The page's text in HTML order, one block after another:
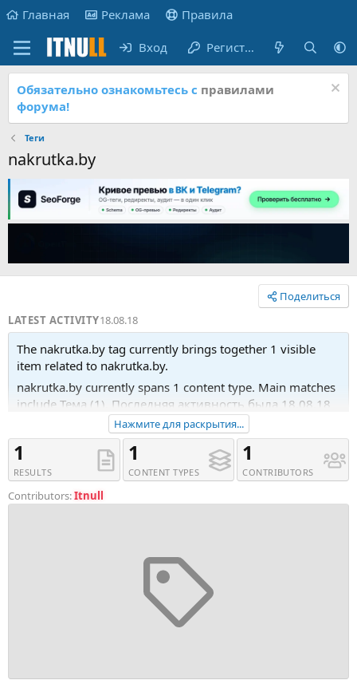
Главная Реклама Правила
Вход Регистрация
Обязательно ознакомьтесь с правилами
форума!
Теги
nakrutka.by
Поделиться
LATEST ACTIVITY18.08.18
The nakrutka.by tag currently brings together 1 visible
item related to nakrutka.by.
nakrutka.by currently spans 1 content type. Main matches
include Тема (1). Последняя активность была 18.08.18
Recent tagged content includes Тема 'Скрипт
Nakrutka.by'.
Нажмите для раскрытия...
1
RESULTS
1
CONTENT TYPES
1
CONTRIBUTORS
Contributors:Itnull